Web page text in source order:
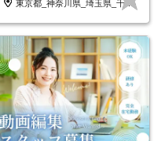
東京都_神奈川県_埼玉県_千葉県_大阪府…